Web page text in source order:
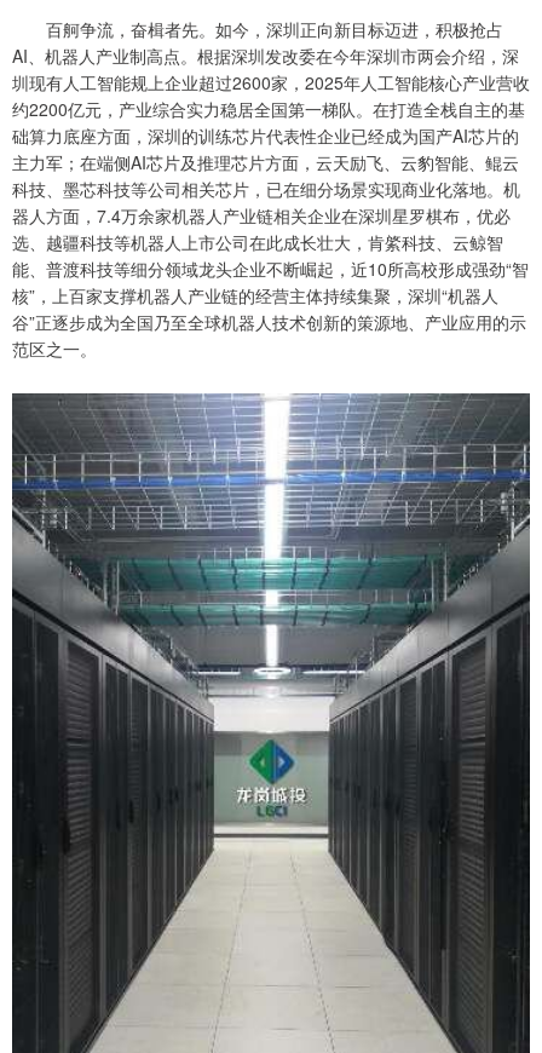
百舸争流，奋楫者先。如今，深圳正向新目标迈进，积极抢占
AI、机器人产业制高点。根据深圳发改委在今年深圳市两会介绍，深
圳现有人工智能规上企业超过2600家，2025年人工智能核心产业营收
约2200亿元，产业综合实力稳居全国第一梯队。在打造全栈自主的基
础算力底座方面，深圳的训练芯片代表性企业已经成为国产AI芯片的
主力军；在端侧AI芯片及推理芯片方面，云天励飞、云豹智能、鲲云
科技、墨芯科技等公司相关芯片，已在细分场景实现商业化落地。机
器人方面，7.4万余家机器人产业链相关企业在深圳星罗棋布，优必
选、越疆科技等机器人上市公司在此成长壮大，肯綮科技、云鲸智
能、普渡科技等细分领域龙头企业不断崛起，近10所高校形成强劲“智
核”，上百家支撑机器人产业链的经营主体持续集聚，深圳“机器人
谷”正逐步成为全国乃至全球机器人技术创新的策源地、产业应用的示
范区之一。